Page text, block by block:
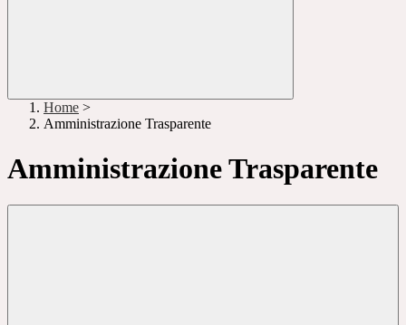
Home >
Amministrazione Trasparente
Amministrazione Trasparente